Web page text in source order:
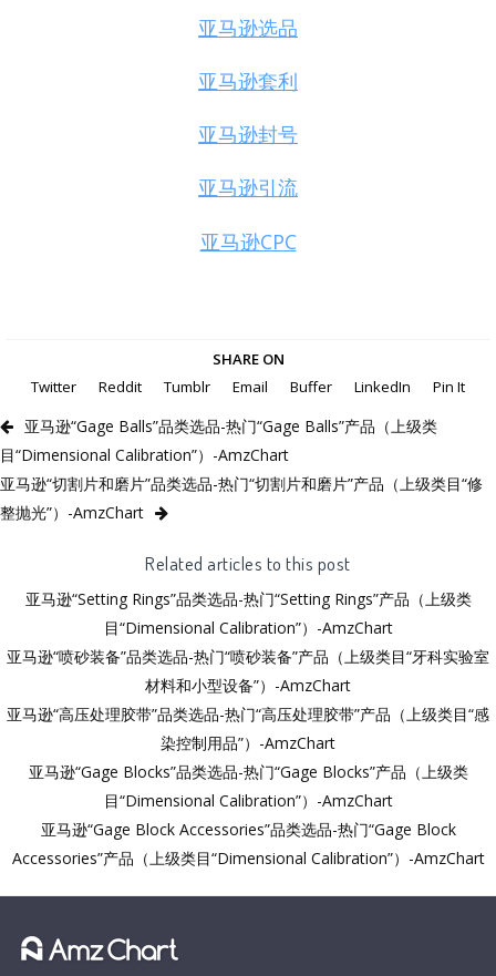
亚马逊选品
亚马逊套利
亚马逊封号
亚马逊引流
亚马逊CPC
SHARE ON
Twitter
Reddit Tumblr Email Buffer LinkedIn Pin It
亚马逊“Gage Balls”品类选品-热门“Gage Balls”产品（上级类
目“Dimensional Calibration”）-AmzChart
亚马逊“切割片和磨片”品类选品-热门“切割片和磨片”产品（上级类目“修
整抛光”）-AmzChart
Related articles to this post
亚马逊“Setting Rings”品类选品-热门“Setting Rings”产品（上级类
目“Dimensional Calibration”）-AmzChart
亚马逊“喷砂装备”品类选品-热门“喷砂装备”产品（上级类目“牙科实验室
材料和小型设备”）-AmzChart
亚马逊“高压处理胶带”品类选品-热门“高压处理胶带”产品（上级类目“感
染控制用品”）-AmzChart
亚马逊“Gage Blocks”品类选品-热门“Gage Blocks”产品（上级类
目“Dimensional Calibration”）-AmzChart
亚马逊“Gage Block Accessories”品类选品-热门“Gage Block
Accessories”产品（上级类目“Dimensional Calibration”）-AmzChart